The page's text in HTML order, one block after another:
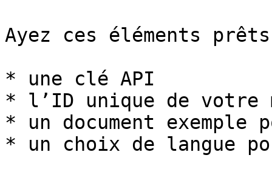
Ayez ces éléments
* une clé API
* l’ID unique de votre
* un document
* un choix de langue